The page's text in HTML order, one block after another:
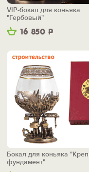
16 850 Р
VIP-бокал для коньяка
"Гербовый"
Бокал для коньяка
фундамент"